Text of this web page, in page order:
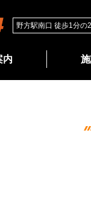
野方駅南口 徒歩1分の
内